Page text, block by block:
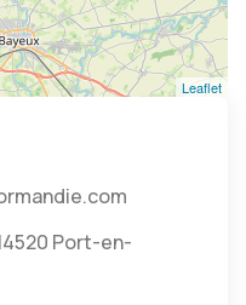
Leaflet
Port-en-